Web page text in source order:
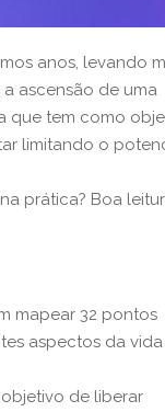
anos, levando
ascensão de uma
que tem como
limitando o
prática? Boa
mapear 32 pontos
aspectos da vida
de liberar